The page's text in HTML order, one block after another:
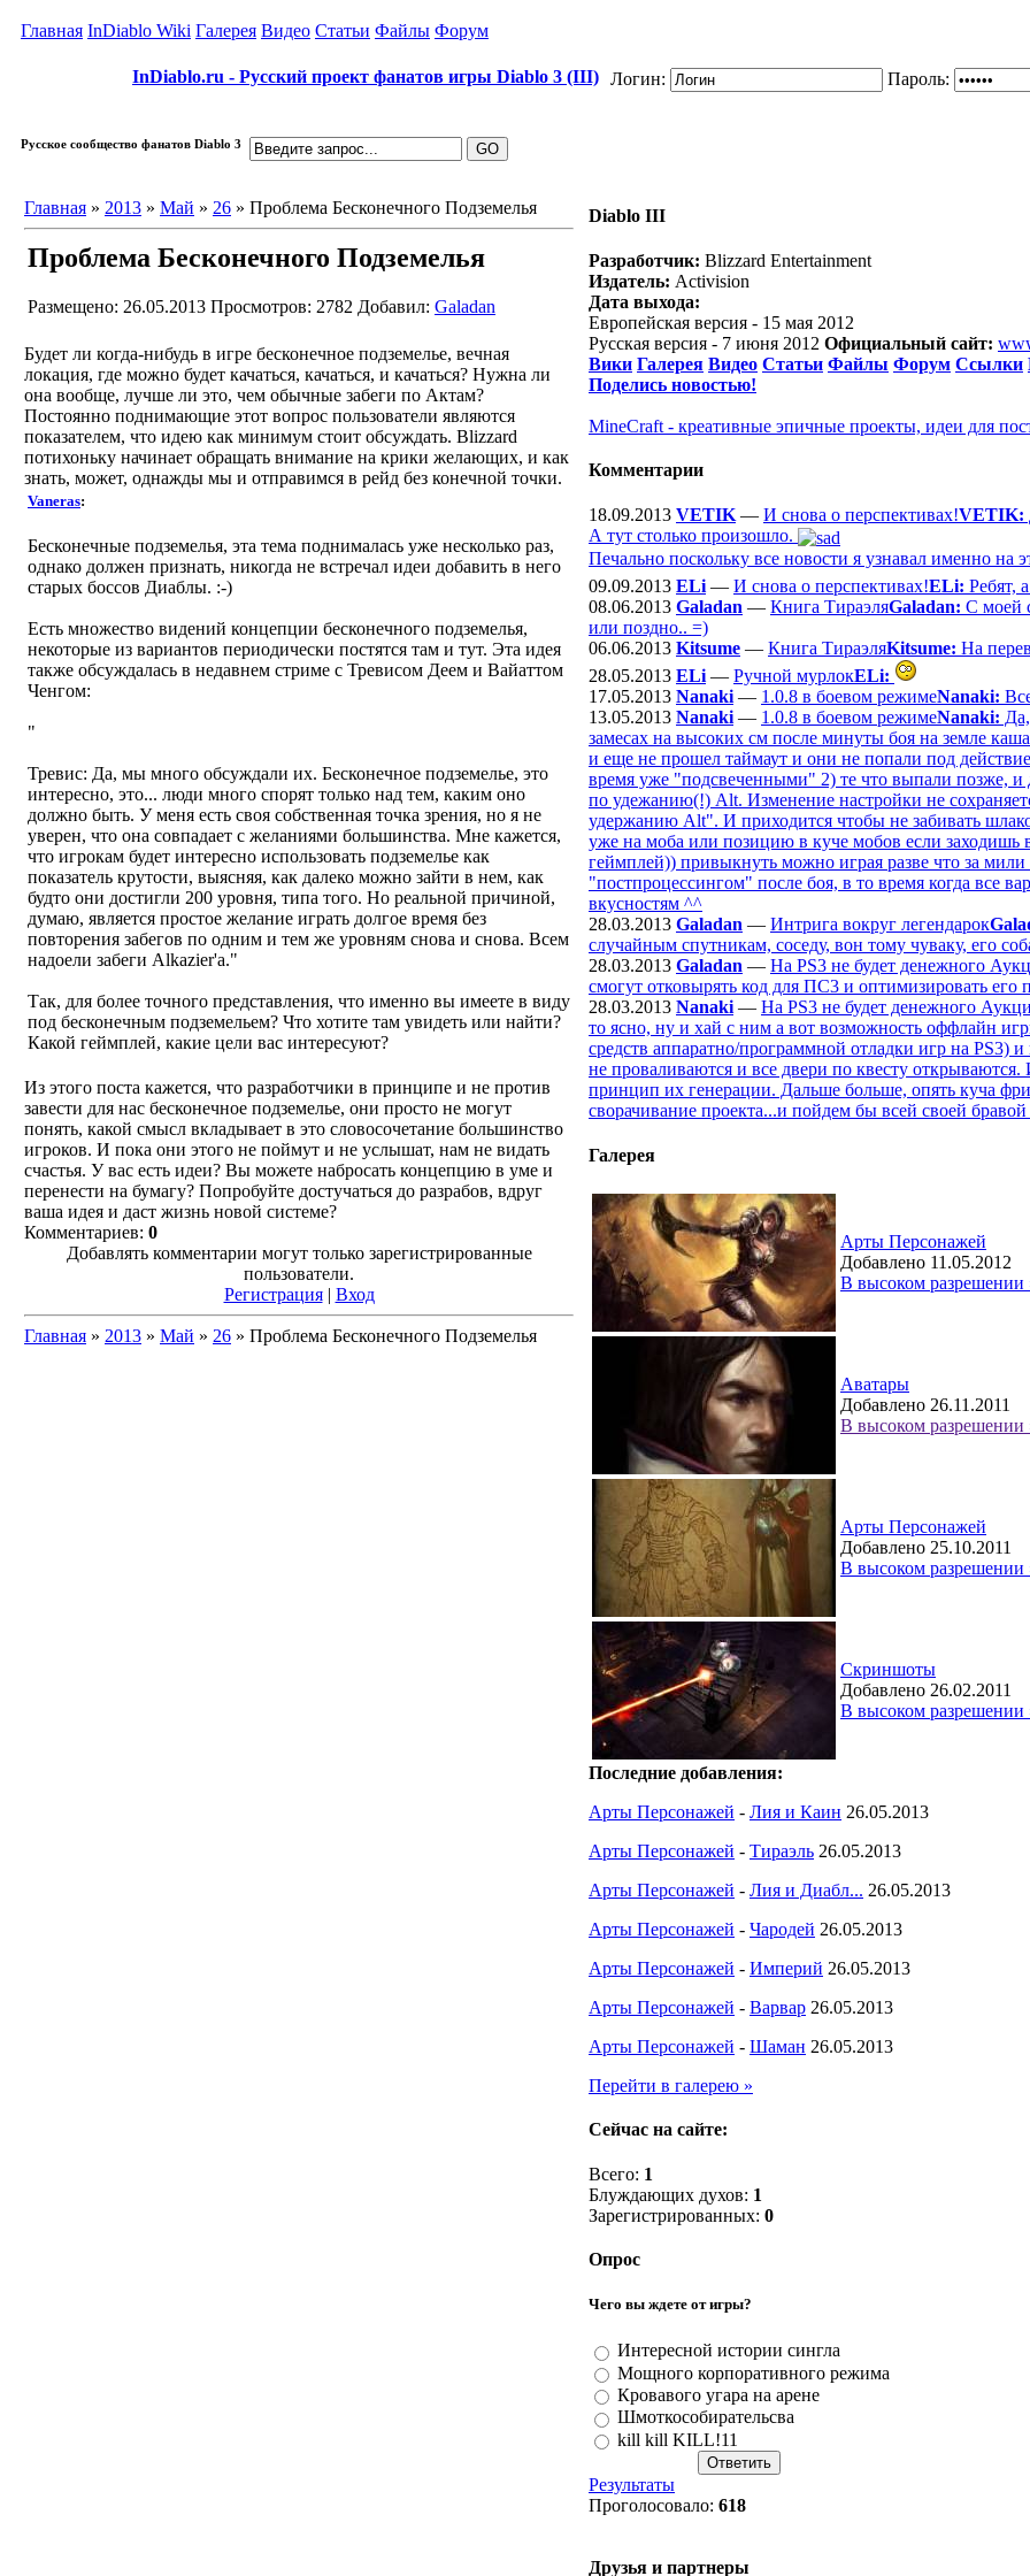
Главная InDiablo Wiki Галерея Видео Статьи Файлы Форум
InDiablo.ru - Русский проект фанатов игры Diablo 3 (III) Логин: Пароль:
Русское сообщество фанатов Diablo 3
Главная » 2013 » Май » 26 » Проблема Бесконечного Подземелья
Проблема Бесконечного Подземелья
Размещено: 26.05.2013 Просмотров: 2782 Добавил: Galadan
Будет ли когда-нибудь в игре бесконечное подземелье, вечная
локация, где можно будет качаться, качаться, и качаться? Нужна ли
она вообще, лучше ли это, чем обычные забеги по Актам?
Постоянно поднимающие этот вопрос пользователи являются
показателем, что идею как минимум стоит обсуждать. Blizzard
потихоньку начинает обращать внимание на крики желающих, и как
знать, может, однажды мы и отправимся в рейд без конечной точки.
Vaneras:
Бесконечные подземелья, эта тема поднималась уже несколько раз,
однако должен признать, никогда не встречал идеи добавить в него
старых боссов Диаблы. :-)
Есть множество видений концепции бесконечного подземелья,
некоторые из вариантов периодически постятся там и тут. Эта идея
также обсуждалась в недавнем стриме с Тревисом Деем и Вайаттом
Ченгом:
"
Тревис: Да, мы много обсуждали их. Бесконечное подземелье, это
интересно, это... люди много спорят только над тем, каким оно
должно быть. У меня есть своя собственная точка зрения, но я не
уверен, что она совпадает с желаниями большинства. Мне кажется,
что игрокам будет интересно использовать подземелье как
показатель крутости, выясняя, как далеко можно зайти в нем, как
будто они достигли 200 уровня, типа того. Но реальной причиной,
думаю, является простое желание играть долгое время без
повторения забегов по одним и тем же уровням снова и снова. Всем
надоели забеги Alkazier'a."
Так, для более точного представления, что именно вы имеете в виду
под бесконечным подземельем? Что хотите там увидеть или найти?
Какой геймплей, какие цели вас интересуют?
Из этого поста кажется, что разработчики в принципе и не против
завести для нас бесконечное подземелье, они просто не могут
понять, какой смысл вкладывает в это словосочетание большинство
игроков. И пока они этого не поймут и не услышат, нам не видать
счастья. У вас есть идеи? Вы можете набросать концепцию в уме и
перенести на бумагу? Попробуйте достучаться до разрабов, вдруг
ваша идея и даст жизнь новой системе?
Комментариев: 0
Добавлять комментарии могут только зарегистрированные
пользователи.
Регистрация| Вход
Главная » 2013 » Май » 26 » Проблема Бесконечного Подземелья
Diablo III
Разработчик: Blizzard Entertainment
Издатель: Activision
Дата выхода:
Европейская версия - 15 мая 2012
Русская версия - 7 июня 2012 Официальный сайт:
Вики Галерея Видео Статьи Файлы Форум Ссылки
Поделись новостью!
MineCraft - креативные эпичные проекты, идеи для
Комментарии
18.09.2013 VETIK — И снова о перспективах!VETIK:
А тут столько произошло.
Печально поскольку все новости я узнавал именно на
09.09.2013 ELi — И снова о перспективах!ELi: Ребят,
08.06.2013 Galadan — Книга ТираэляGaladan: С моей
или поздно.. =)
06.06.2013 Kitsume — Книга ТираэляKitsume: На
28.05.2013 ELi — Ручной мурлокELi:
17.05.2013 Nanaki — 1.0.8 в боевом режимеNanaki:
13.05.2013 Nanaki — 1.0.8 в боевом режимеNanaki:
замесах на высоких см после минуты боя на земле
и еще не прошел таймаут и они не попали под
время уже "подсвеченными" 2) те что выпали позже, и
по удежанию(!) Alt. Изменение настройки не
удержанию Alt". И приходится чтобы не забивать
уже на моба или позицию в куче мобов если заходишь
геймплей)) привыкнуть можно играя разве что за
"постпроцессингом" после боя, в то время когда все
вкусностям ^^
28.03.2013 Galadan — Интрига вокруг легендарок
случайным спутникам, соседу, вон тому чуваку, его
28.03.2013 Galadan — На PS3 не будет денежного
смогут отковырять код для ПС3 и оптимизировать его
28.03.2013 Nanaki — На PS3 не будет денежного
то ясно, ну и хай с ним а вот возможность оффлайн
средств аппаратно/программной отладки игр на
не проваливаются и все двери по квесту
принцип их генерации. Дальше больше, опять куча
сворачивание проекта...и пойдем бы всей своей
Галерея
Арты Персонажей
Добавлено 11.05.2012
В высоком разрешении
Аватары
Добавлено 26.11.2011
В высоком разрешении
Арты Персонажей
Добавлено 25.10.2011
В высоком разрешении
Скриншоты
Добавлено 26.02.2011
В высоком разрешении
Последние добавления:
Арты Персонажей - Лия и Каин 26.05.2013
Арты Персонажей - Тираэль 26.05.2013
Арты Персонажей - Лия и Диабл... 26.05.2013
Арты Персонажей - Чародей 26.05.2013
Арты Персонажей - Империй 26.05.2013
Арты Персонажей - Варвар 26.05.2013
Арты Персонажей - Шаман 26.05.2013
Перейти в галерею »
Сейчас на сайте:
Всего: 1
Блуждающих духов: 1
Зарегистрированных: 0
Опрос
Чего вы ждете от игры?
Интересной истории сингла
Мощного корпоративного режима
Кровавого угара на арене
Шмоткособирательсва
kill kill KILL!11
Результаты
Проголосовало: 618
Друзья и партнеры